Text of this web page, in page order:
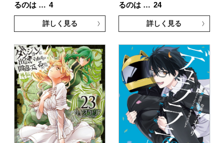
るのは … 4
詳しく見る
るのは … 24
詳しく見る